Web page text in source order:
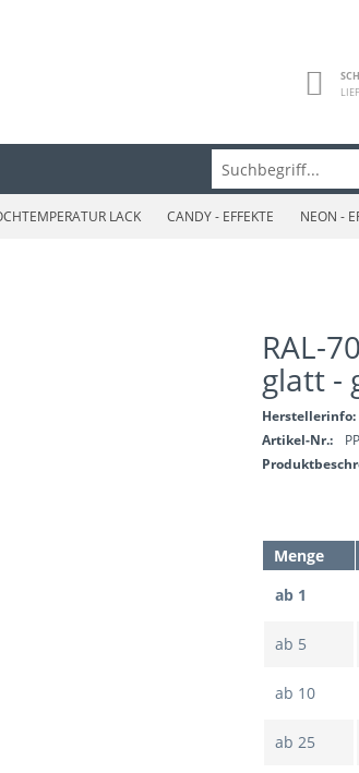
LACK CANDY - EFFEKTE NEON -
RAL-
glatt -
Herstellerinfo:
Artikel-Nr.:
Menge
ab 1
ab 5
ab 10
ab25